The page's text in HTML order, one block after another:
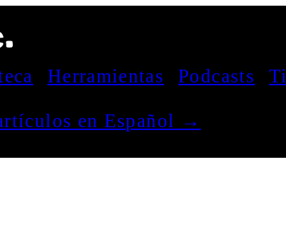
Herramientas Podcasts
en Español →